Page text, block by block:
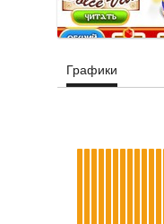
Графики